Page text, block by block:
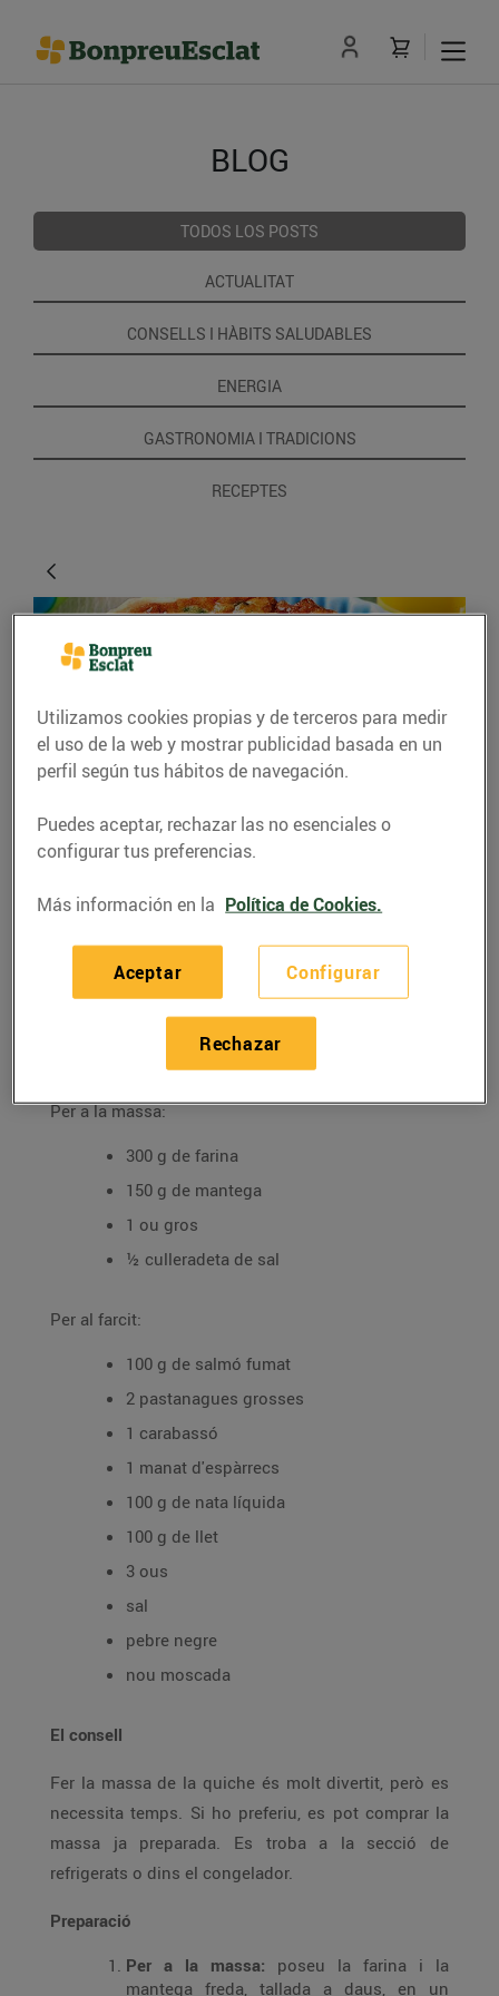
BLOG
TODOS LOS POSTS
ACTUALITAT
CONSELLS I HÀBITS SALUDABLES
ENERGIA
GASTRONOMIA I TRADICIONS
RECEPTES
RECETAS
Recepta de quiche de
verdures i salmó
03/junio/2020
eix i marisc
Per a la massa:
300 g de farina
150 g de mantega
1 ou gros
½ culleradeta de sal
Per al farcit:
100 g de salmó fumat
2 pastanagues grosses
1 carabassó
1 manat d'espàrrecs
100 g de nata líquida
100 g de llet
3 ous
sal
pebre negre
nou moscada
El consell
Fer la massa de la quiche és molt divertit, però es
necessita temps. Si ho preferiu, es pot comprar la
massa ja preparada. Es troba a la secció de
refrigerats o dins el congelador.
Preparació
Per a la massa: poseu la farina i la
mantega freda, tallada a daus, en un
Utilizamos cookies propias y de terceros para medir
el uso de la web y mostrar publicidad basada en un
perfil según tus hábitos de navegación.
Puedes aceptar, rechazar las no esenciales o
configurar tus preferencias.
Más información en la Política de Cookies.
Configurar
Rechazar
Aceptar